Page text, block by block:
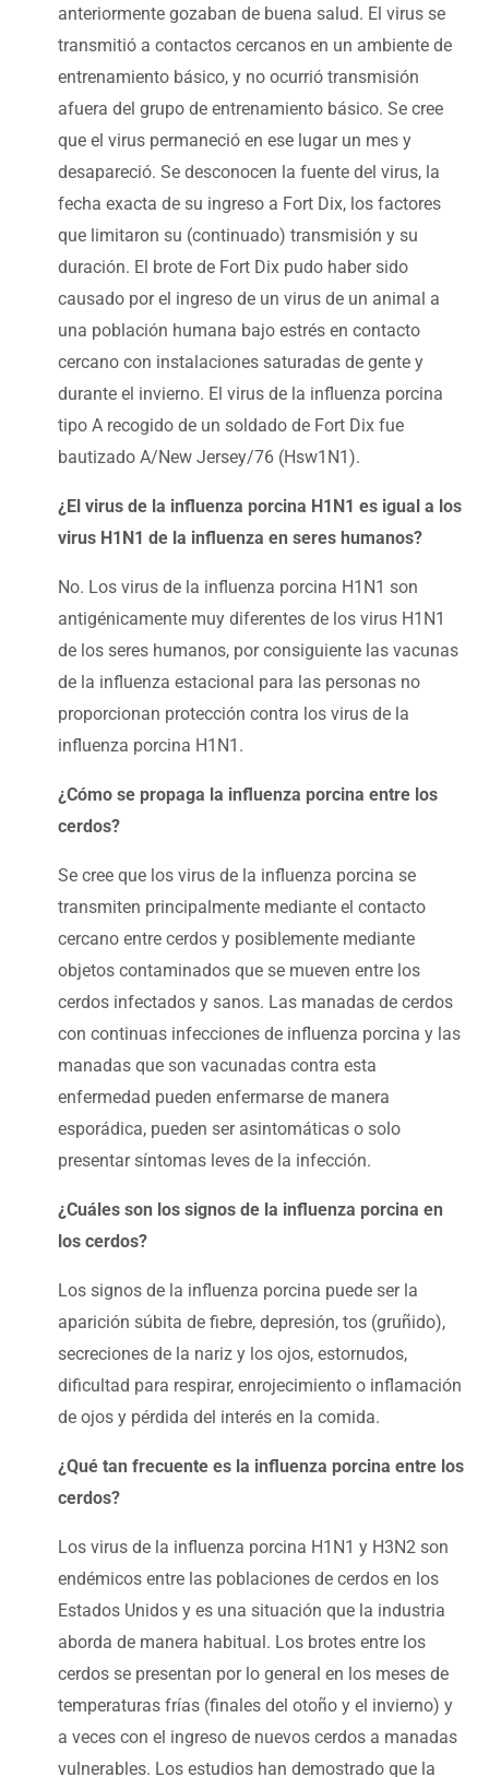
anteriormente gozaban de buena salud. El virus se
transmitió a contactos cercanos en un ambiente de
entrenamiento básico, y no ocurrió transmisión
afuera del grupo de entrenamiento básico. Se cree
que el virus permaneció en ese lugar un mes y
desapareció. Se desconocen la fuente del virus, la
fecha exacta de su ingreso a Fort Dix, los factores
que limitaron su (continuado) transmisión y su
duración. El brote de Fort Dix pudo haber sido
causado por el ingreso de un virus de un animal a
una población humana bajo estrés en contacto
cercano con instalaciones saturadas de gente y
durante el invierno. El virus de la influenza porcina
tipo A recogido de un soldado de Fort Dix fue
bautizado A/New Jersey/76 (Hsw1N1).
¿El virus de la influenza porcina H1N1 es igual a los
virus H1N1 de la influenza en seres humanos?
No. Los virus de la influenza porcina H1N1 son
antigénicamente muy diferentes de los virus H1N1
de los seres humanos, por consiguiente las vacunas
de la influenza estacional para las personas no
proporcionan protección contra los virus de la
influenza porcina H1N1.
¿Cómo se propaga la influenza porcina entre los
cerdos?
Se cree que los virus de la influenza porcina se
transmiten principalmente mediante el contacto
cercano entre cerdos y posiblemente mediante
objetos contaminados que se mueven entre los
cerdos infectados y sanos. Las manadas de cerdos
con continuas infecciones de influenza porcina y las
manadas que son vacunadas contra esta
enfermedad pueden enfermarse de manera
esporádica, pueden ser asintomáticas o solo
presentar síntomas leves de la infección.
¿Cuáles son los signos de la influenza porcina en
los cerdos?
Los signos de la influenza porcina puede ser la
aparición súbita de fiebre, depresión, tos (gruñido),
secreciones de la nariz y los ojos, estornudos,
dificultad para respirar, enrojecimiento o inflamación
de ojos y pérdida del interés en la comida.
¿Qué tan frecuente es la influenza porcina entre los
cerdos?
Los virus de la influenza porcina H1N1 y H3N2 son
endémicos entre las poblaciones de cerdos en los
Estados Unidos y es una situación que la industria
aborda de manera habitual. Los brotes entre los
cerdos se presentan por lo general en los meses de
temperaturas frías (finales del otoño y el invierno) y
a veces con el ingreso de nuevos cerdos a manadas
vulnerables. Los estudios han demostrado que la